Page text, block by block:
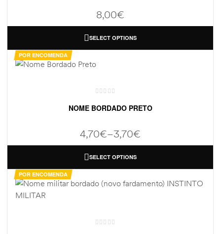
8,00€
SELECT OPTIONS
POR ENCOMENDA
NOME BORDADO PRETO
3,70€
–
4,70€
SELECT OPTIONS
POR ENCOMENDA